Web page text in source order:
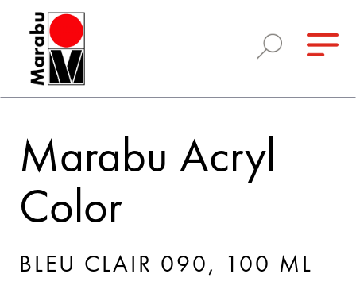
Marabu Acryl
Color
BLEU CLAIR 090, 100 ML